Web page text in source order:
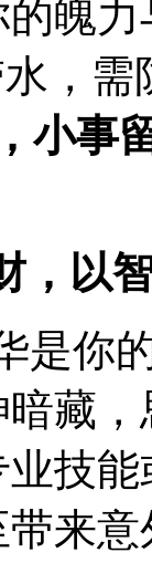
的魄
，
小事
，以
是你
藏
技
来